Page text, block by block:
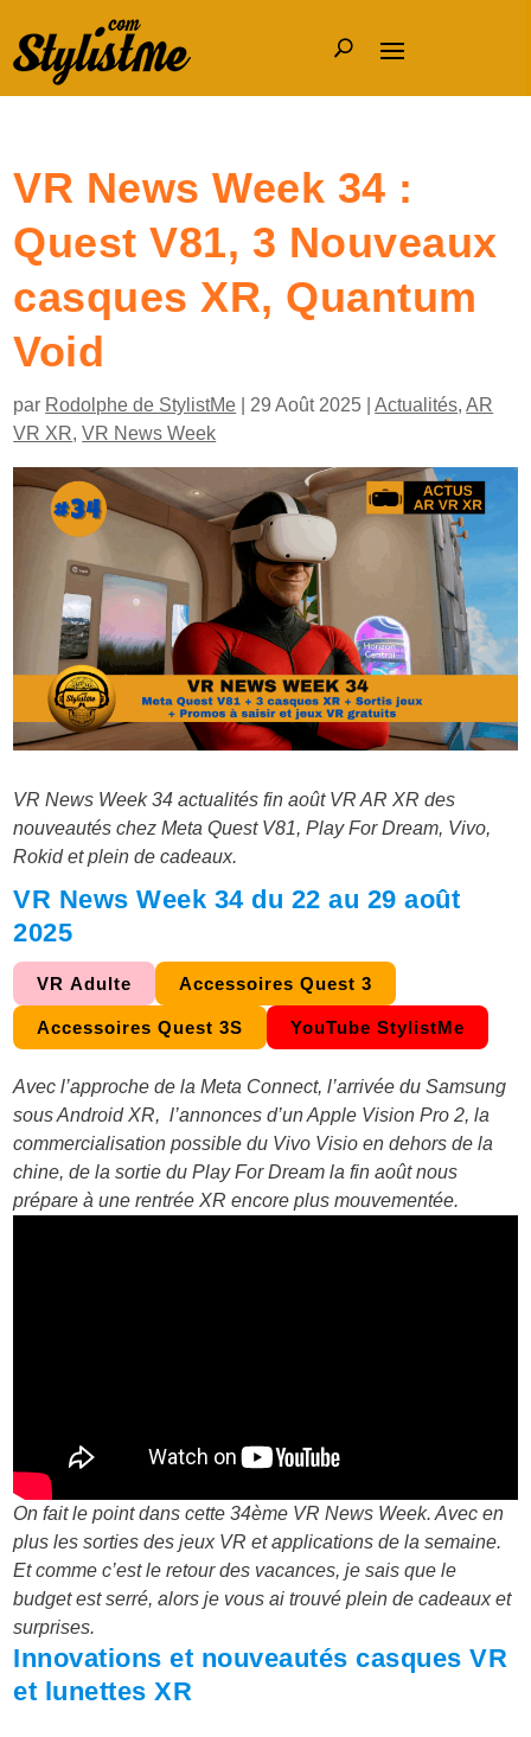
VR News Week 34 :
Quest V81, 3 Nouveaux
casques XR, Quantum
Void
par Rodolphe de StylistMe 29 Août 2025 |Actualités,AR
VR XR,VR News Week
VR News Week 34 actualités fin août VR AR XR des
nouveautés chez Meta Quest V81, Play For Dream, Vivo,
Rokid et plein de cadeaux.
VR News Week 34 du 22 au 29 août
2025
VR Adulte Accessoires Quest 3
Accessoires Quest 3S YouTube StylistMe
Avec l’approche de la Meta Connect, l’arrivée du Samsung
sous Android XR, l’annonces d’un Apple Vision Pro 2, la
commercialisation possible du Vivo Visio en dehors de la
chine, de la sortie du Play For Dream la fin août nous
prépare à une rentrée XR encore plus mouvementée.
On fait le point dans cette 34ème VR News Week. Avec en
plus les sorties des jeux VR et applications de la semaine.
Et comme c’est le retour des vacances, je sais que le
budget est serré, alors je vous ai trouvé plein de cadeaux et
surprises.
Innovations et nouveautés casques VR
et lunettes XR